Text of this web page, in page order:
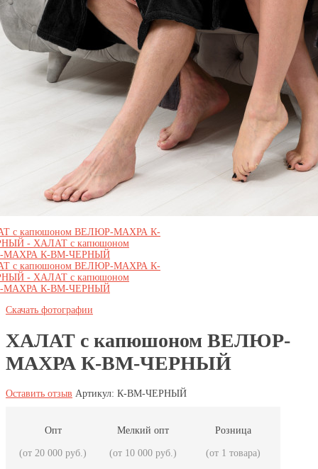
Скачать фотографии
ХАЛАТ с капюшоном ВЕЛЮР-
МАХРА К-ВМ-ЧЕРНЫЙ
Оставить отзыв Артикул: К-ВМ-ЧЕРНЫЙ
Опт
(от 20 000 руб.)
Мелкий опт
(от 10 000 руб.)
Розница
(от 1 товара)